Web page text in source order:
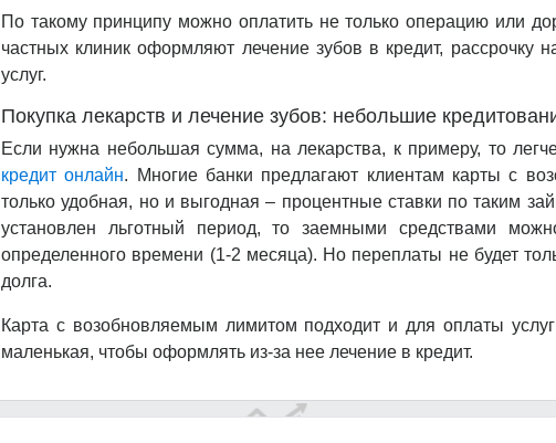
По такому принципу можно оплатить не только операцию или
частных клиник оформляют лечение зубов в кредит, рассрочку
услуг.
Покупка лекарств и лечение зубов: небольшие
Если нужна небольшая сумма, на лекарства, к примеру, то
кредит онлайн. Многие банки предлагают клиентам карты с
только удобная, но и выгодная – процентные ставки по таким
установлен льготный период, то заемными средствами
определенного времени (1-2 месяца). Но переплаты не будет
долга.
Карта с возобновляемым лимитом подходит и для оплаты
маленькая, чтобы оформлять из-за нее лечение в кредит.